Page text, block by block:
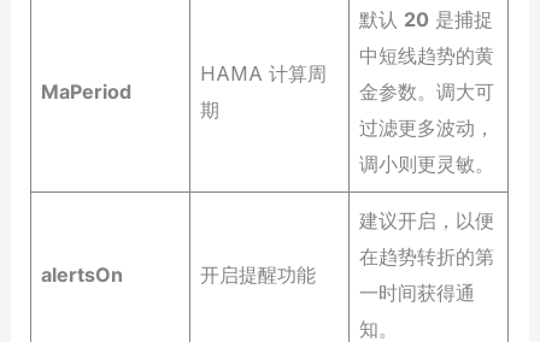
MaPeriod
HAMA 计算周
期
默认 20 是捕捉
中短线趋势的黄
金参数。调大可
过滤更多波动，
调小则更灵敏。
alertsOn 开启提醒功能
建议开启，以便
在趋势转折的第
一时间获得通
知。